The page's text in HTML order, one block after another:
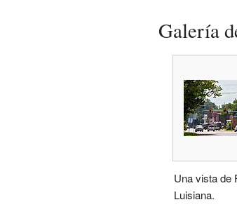
Galería
Una vista de
Luisiana.